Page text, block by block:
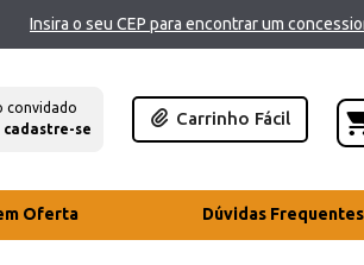
Insira o seu CEP para encontrar um
convidado
cadastre-se
Carrinho Fácil
Oferta Dúvidas Frequentes